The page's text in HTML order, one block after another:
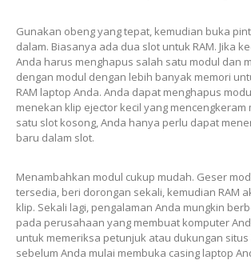
Gunakan obeng yang tepat, kemudian buka
dalam. Biasanya ada dua slot untuk RAM. Jika
Anda harus menghapus salah satu modul dan
dengan modul dengan lebih banyak memori
RAM laptop Anda. Anda dapat menghapus
menekan klip ejector kecil yang mencengkeram
satu slot kosong, Anda hanya perlu dapat
baru dalam slot.
Menambahkan modul cukup mudah. Geser
tersedia, beri dorongan sekali, kemudian RAM
klip. Sekali lagi, pengalaman Anda mungkin
pada perusahaan yang membuat komputer
untuk memeriksa petunjuk atau dukungan situs
sebelum Anda mulai membuka casing laptop